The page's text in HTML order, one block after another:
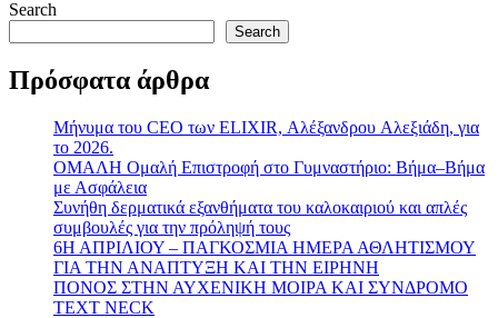
ΤΟ
VIRTUAL
INDOOR
Search
Search
Πρόσφατα άρθρα
Mήνυμα του CEO των ELIXIR, Αλέξανδρου Aλεξιάδη, για
το 2026.
ΟΜΑΛΗ Ομαλή Επιστροφή στο Γυμναστήριο: Βήμα–Βήμα
με Ασφάλεια
Συνήθη δερματικά εξανθήματα του καλοκαιριού και απλές
συμβουλές για την πρόληψή τους
6Η ΑΠΡΙΛΙΟΥ – ΠΑΓΚΟΣΜΙΑ ΗΜΕΡΑ ΑΘΛΗΤΙΣΜΟΥ
ΓΙΑ ΤΗΝ ΑΝΑΠΤΥΞΗ ΚΑΙ ΤΗΝ ΕΙΡΗΝΗ
ΠΟΝΟΣ ΣΤΗΝ ΑΥΧΕΝΙΚΗ ΜΟΙΡΑ ΚΑΙ ΣΥΝΔΡΟΜΟ
TEXT NECK